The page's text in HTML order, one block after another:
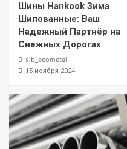
Шины Hankook Зима
Шипованные: Ваш
Надежный Партнёр на
Снежных Дорогах
sib_ecometal
15 ноября 2024